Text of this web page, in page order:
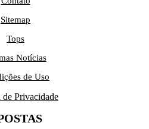
Sitemap
Tops
Notícias
de Uso
de Privacidade